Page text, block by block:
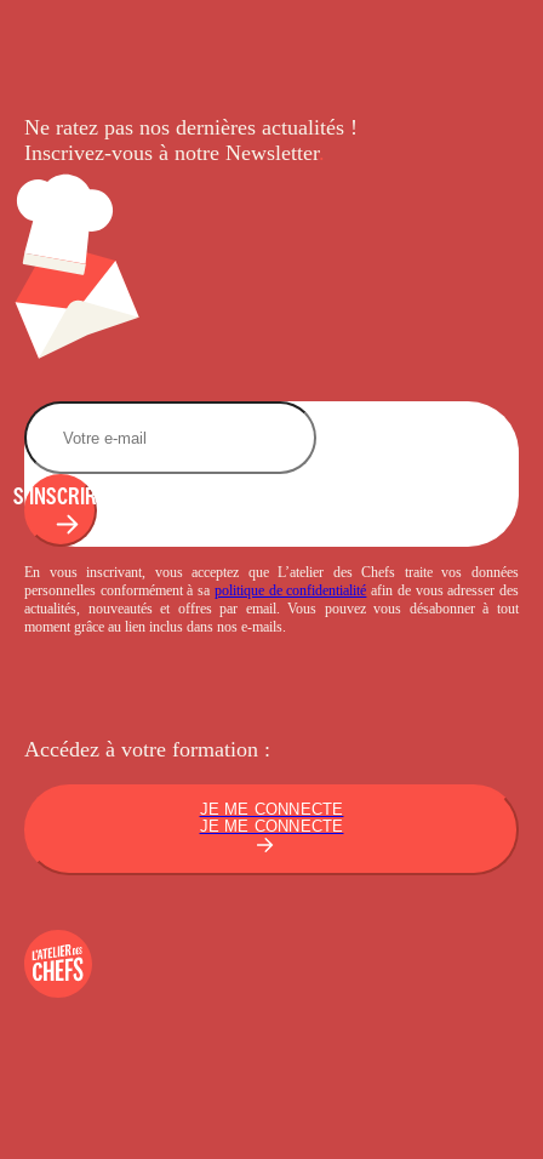
Ne ratez pas nos dernières actualités !
Inscrivez-vous à notre Newsletter.
S'INSCRIRE
En vous inscrivant, vous acceptez que L’atelier des Chefs traite vos données
personnelles conformément à sa politique de confidentialité afin de vous adresser des
actualités, nouveautés et offres par email. Vous pouvez vous désabonner à tout
moment grâce au lien inclus dans nos e-mails.
Accédez à votre formation :
JE ME CONNECTE
JE ME CONNECTE